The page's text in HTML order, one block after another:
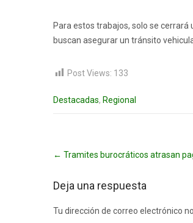
Para estos trabajos, solo se
buscan asegurar un tránsito
Post Views: 133
Destacadas, Regional
navigation
← Tramites burocráticos atrasan
Deja una respuesta
Tu dirección de correo electrónico